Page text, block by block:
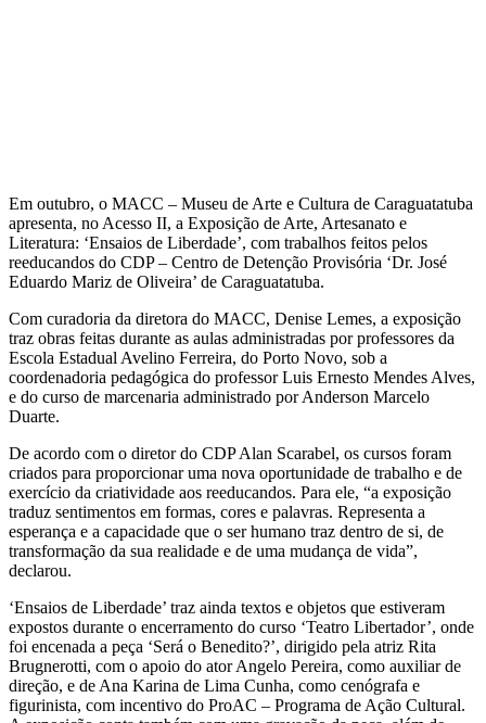
Em outubro, o MACC – Museu de Arte e Cultura de Caraguatatuba
apresenta, no Acesso II, a Exposição de Arte, Artesanato e
Literatura: ‘Ensaios de Liberdade’, com trabalhos feitos pelos
reeducandos do CDP – Centro de Detenção Provisória ‘Dr. José
Eduardo Mariz de Oliveira’ de Caraguatatuba.
Com curadoria da diretora do MACC, Denise Lemes, a exposição
traz obras feitas durante as aulas administradas por professores da
Escola Estadual Avelino Ferreira, do Porto Novo, sob a
coordenadoria pedagógica do professor Luis Ernesto Mendes Alves,
e do curso de marcenaria administrado por Anderson Marcelo
Duarte.
De acordo com o diretor do CDP Alan Scarabel, os cursos foram
criados para proporcionar uma nova oportunidade de trabalho e de
exercício da criatividade aos reeducandos. Para ele, “a exposição
traduz sentimentos em formas, cores e palavras. Representa a
esperança e a capacidade que o ser humano traz dentro de si, de
transformação da sua realidade e de uma mudança de vida”,
declarou.
‘Ensaios de Liberdade’ traz ainda textos e objetos que estiveram
expostos durante o encerramento do curso ‘Teatro Libertador’, onde
foi encenada a peça ‘Será o Benedito?’, dirigido pela atriz Rita
Brugnerotti, com o apoio do ator Angelo Pereira, como auxiliar de
direção, e de Ana Karina de Lima Cunha, como cenógrafa e
figurinista, com incentivo do ProAC – Programa de Ação Cultural.